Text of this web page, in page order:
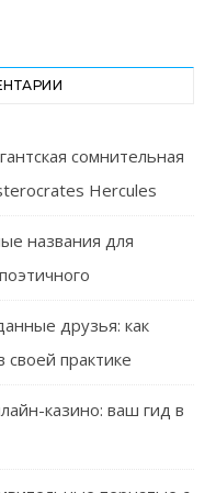
сомнительная
Hercules
названия для
друзья: как
своей практике
казино: ваш гид в